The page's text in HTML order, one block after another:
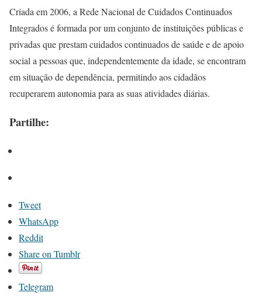
Criada em 2006, a Rede Nacional de Cuidados Continuados
Integrados é formada por um conjunto de instituições públicas e
privadas que prestam cuidados continuados de saúde e de apoio
social a pessoas que, independentemente da idade, se encontram
em situação de dependência, permitindo aos cidadãos
recuperarem autonomia para as suas atividades diárias.
Partilhe:
Tweet
WhatsApp
Reddit
Share on Tumblr
Telegram